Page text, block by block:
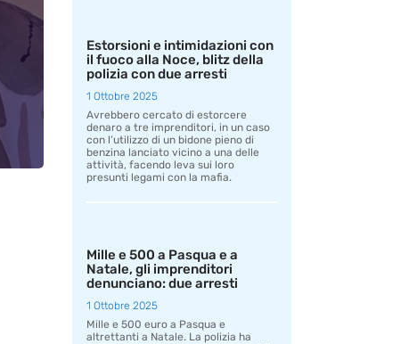
Estorsioni e intimidazioni con
il fuoco alla Noce, blitz della
polizia con due arresti
1 Ottobre 2025
Avrebbero cercato di estorcere
denaro a tre imprenditori, in un caso
con l’utilizzo di un bidone pieno di
benzina lanciato vicino a una delle
attività, facendo leva sui loro
presunti legami con la mafia.
Mille e 500 a Pasqua e a
Natale, gli imprenditori
denunciano: due arresti
1 Ottobre 2025
Mille e 500 euro a Pasqua e
altrettanti a Natale. La polizia ha